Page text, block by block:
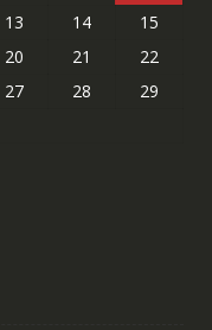
13 14
15
20 21
22
27 28
29